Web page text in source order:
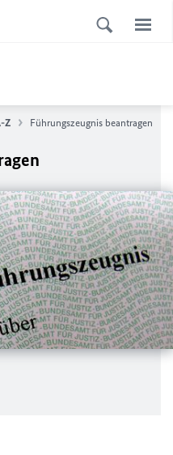
Z Führungszeugnis beantragen